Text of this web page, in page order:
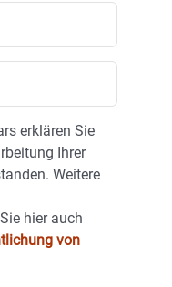
erklären Sie
Ihrer
Weitere
hier auch
von